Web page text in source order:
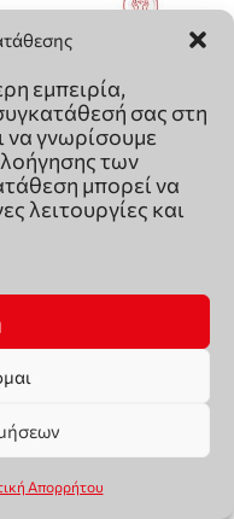
εμπειρία,
σας στη
να γνωρίσουμε
των
μπορεί να
λειτουργίες και
Απορρήτου